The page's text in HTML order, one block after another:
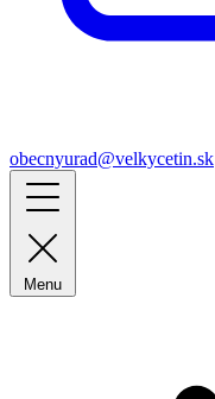
obecnyurad@velkycetin.sk
Menu